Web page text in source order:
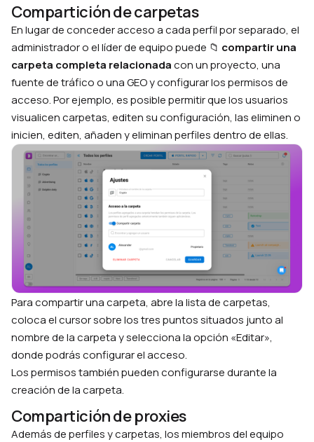
Compartición de carpetas
En lugar de conceder acceso a cada perfil por separado, el
administrador o el líder de equipo puede 📁 compartir una
carpeta completa relacionadacon un proyecto, una
fuente de tráfico o una GEO y configurar los permisos de
acceso. Por ejemplo, es posible permitir que los usuarios
visualicen carpetas, editen su configuración, las eliminen o
inicien, editen, añaden y eliminan perfiles dentro de ellas.
Para compartir una carpeta, abre la lista de carpetas,
coloca el cursor sobre los tres puntos situados junto al
nombre de la carpeta y selecciona la opción «Editar»,
donde podrás configurar el acceso.
Los permisos también pueden configurarse durante la
creación de la carpeta.
Compartición de proxies
Además de perfiles y carpetas, los miembros del equipo